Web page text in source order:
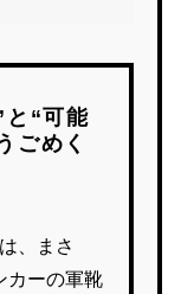
と“可能
ごめく
、まさ
カーの軍靴